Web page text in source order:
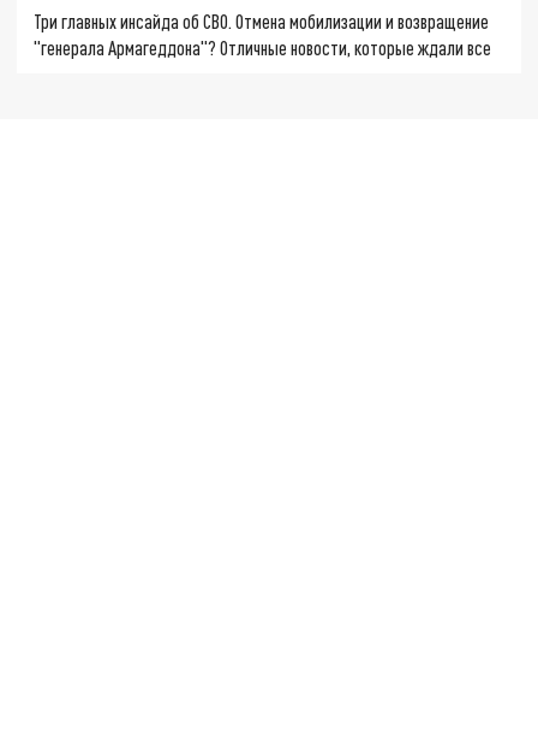
Три главных инсайда об СВО. Отмена мобилизации и возвращение
"генерала Армагеддона"? Отличные новости, которые ждали все